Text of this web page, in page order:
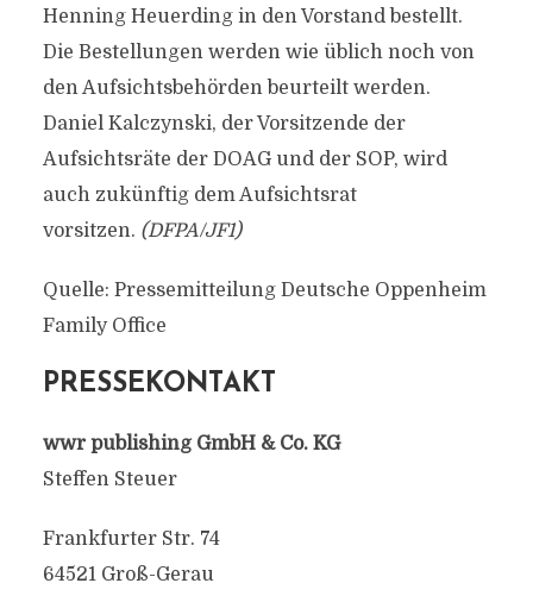
Henning Heuerding in den Vorstand bestellt.
Die Bestellungen werden wie üblich noch von
den Aufsichtsbehörden beurteilt werden.
Daniel Kalczynski, der Vorsitzende der
Aufsichtsräte der DOAG und der SOP, wird
auch zukünftig dem Aufsichtsrat
vorsitzen. (DFPA/JF1)
Quelle: Pressemitteilung Deutsche Oppenheim
Family Office
PRESSEKONTAKT
wwr publishing GmbH & Co. KG
Steffen Steuer
Frankfurter Str. 74
64521 Groß-Gerau